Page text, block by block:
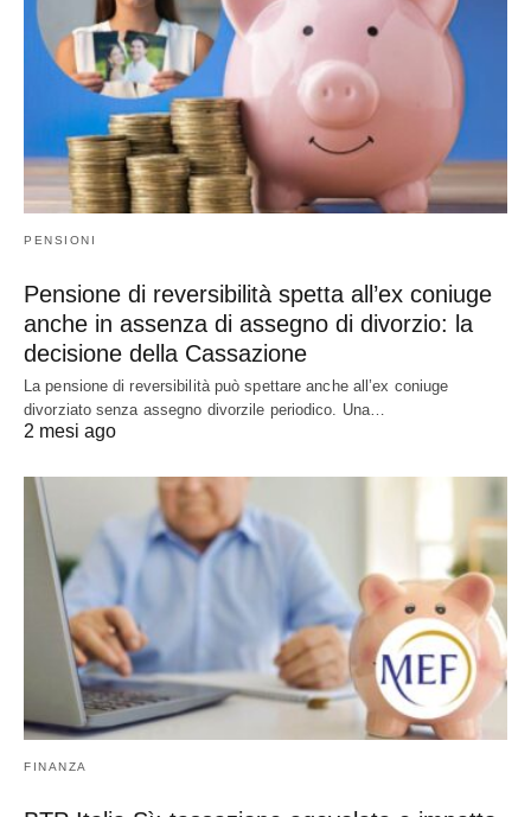
PENSIONI
Pensione di reversibilità spetta all’ex coniuge
anche in assenza di assegno di divorzio: la
decisione della Cassazione
La pensione di reversibilità può spettare anche all’ex coniuge
divorziato senza assegno divorzile periodico. Una…
2 mesi ago
FINANZA